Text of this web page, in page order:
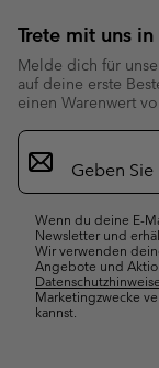
Trete mit uns
Melde dich für
auf deine erste
einen Warenwert
Newsletter-
Anmeldung
Wenn du deine E-
Newsletter und
Wir verwenden
Angebote und
Marketingzwecke
kannst.